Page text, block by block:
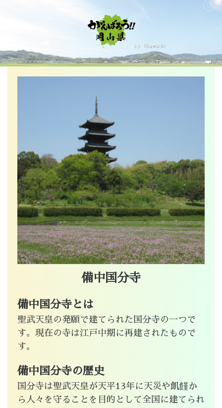
備中国分寺
備中国分寺とは
聖武天皇の発願で建てられた国分寺の一つで
す。現在の寺は江戸中期に再建されたもので
す。
備中国分寺の歴史
国分寺は聖武天皇が天平13年に天災や飢饉か
ら人々を守ることを目的として全国に建てられ